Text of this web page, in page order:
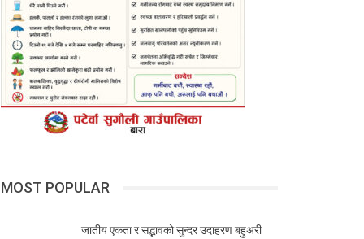
MOST POPULAR
जातीय एकता र सद्भावको सुन्दर उदाहरण बहुअरी